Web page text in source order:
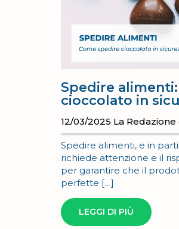
Spedire
cioccolato in
12/03/2025 La
Spedire alimenti, e in
richiede attenzione e il
per garantire che il
perfette […]
LEGGI DI PIÙ